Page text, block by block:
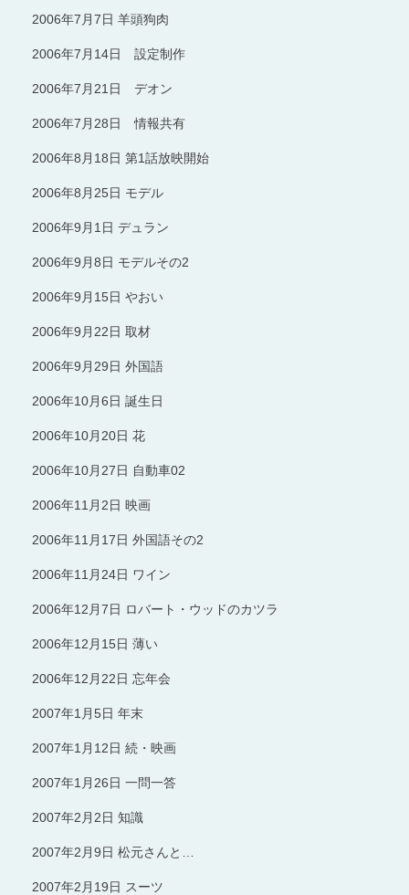
2006年7月7日 羊頭狗肉
2006年7月14日 設定制作
2006年7月21日 デオン
2006年7月28日 情報共有
2006年8月18日 第1話放映開始
2006年8月25日 モデル
2006年9月1日 デュラン
2006年9月8日 モデルその2
2006年9月15日 やおい
2006年9月22日 取材
2006年9月29日 外国語
2006年10月6日 誕生日
2006年10月20日 花
2006年10月27日 自動車02
2006年11月2日 映画
2006年11月17日 外国語その2
2006年11月24日 ワイン
2006年12月7日 ロバート・ウッドのカツラ
2006年12月15日 薄い
2006年12月22日 忘年会
2007年1月5日 年末
2007年1月12日 続・映画
2007年1月26日 一問一答
2007年2月2日 知識
2007年2月9日 松元さんと…
2007年2月19日 スーツ